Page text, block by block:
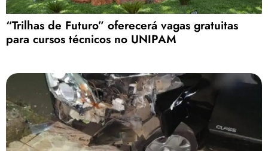
“Trilhas de Futuro” oferecerá vagas gratuitas
para cursos técnicos no UNIPAM